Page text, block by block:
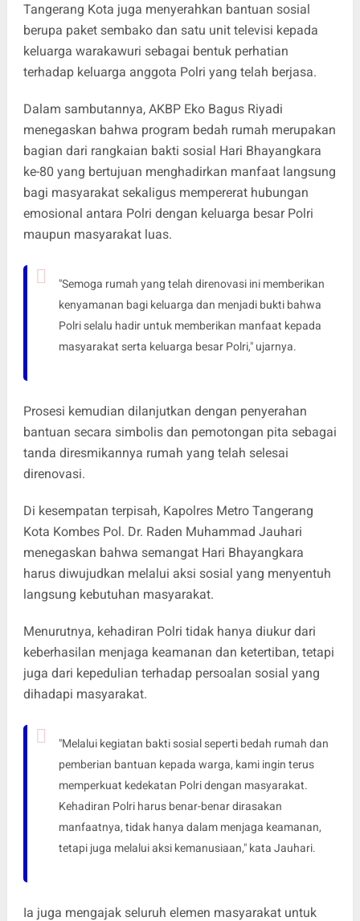
Tangerang Kota juga menyerahkan bantuan sosial
berupa paket sembako dan satu unit televisi kepada
keluarga warakawuri sebagai bentuk perhatian
terhadap keluarga anggota Polri yang telah berjasa.
Dalam sambutannya, AKBP Eko Bagus Riyadi
menegaskan bahwa program bedah rumah merupakan
bagian dari rangkaian bakti sosial Hari Bhayangkara
ke-80 yang bertujuan menghadirkan manfaat langsung
bagi masyarakat sekaligus mempererat hubungan
emosional antara Polri dengan keluarga besar Polri
maupun masyarakat luas.
"Semoga rumah yang telah direnovasi ini memberikan
kenyamanan bagi keluarga dan menjadi bukti bahwa
Polri selalu hadir untuk memberikan manfaat kepada
masyarakat serta keluarga besar Polri," ujarnya.
Prosesi kemudian dilanjutkan dengan penyerahan
bantuan secara simbolis dan pemotongan pita sebagai
tanda diresmikannya rumah yang telah selesai
direnovasi.
Di kesempatan terpisah, Kapolres Metro Tangerang
Kota Kombes Pol. Dr. Raden Muhammad Jauhari
menegaskan bahwa semangat Hari Bhayangkara
harus diwujudkan melalui aksi sosial yang menyentuh
langsung kebutuhan masyarakat.
Menurutnya, kehadiran Polri tidak hanya diukur dari
keberhasilan menjaga keamanan dan ketertiban, tetapi
juga dari kepedulian terhadap persoalan sosial yang
dihadapi masyarakat.
"Melalui kegiatan bakti sosial seperti bedah rumah dan
pemberian bantuan kepada warga, kami ingin terus
memperkuat kedekatan Polri dengan masyarakat.
Kehadiran Polri harus benar-benar dirasakan
manfaatnya, tidak hanya dalam menjaga keamanan,
tetapi juga melalui aksi kemanusiaan," kata Jauhari.
Ia juga mengajak seluruh elemen masyarakat untuk